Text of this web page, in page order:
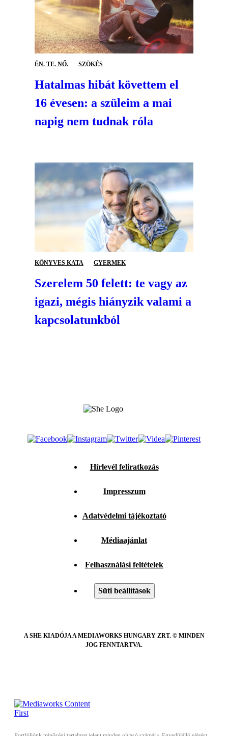
ÉN. TE. NŐ. SZÖKÉS
Hatalmas hibát követtem el
16 évesen: a szüleim a mai
napig nem tudnak róla
KÖNYVES KATA GYERMEK
Szerelem 50 felett: te vagy az
igazi, mégis hiányzik valami a
kapcsolatunkból
Hírlevél feliratkozás
Impresszum
Adatvédelmi tájékoztató
Médiaajánlat
Felhasználási feltételek
Süti beállítások
A SHE KIADÓJA A MEDIAWORKS HUNGARY ZRT. © MINDEN
JOG FENNTARTVA.